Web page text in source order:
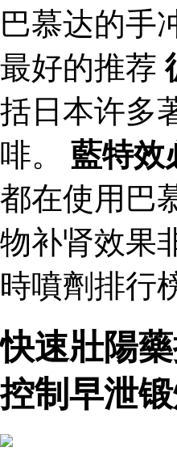
巴慕达的手
最好的推荐
括日本许多
啡。 藍特效
都在使用巴
物补肾效果
時噴劑排行
快速壯陽
控制早泄